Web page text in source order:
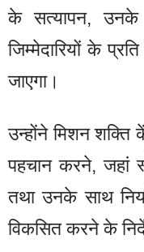
के सत्यापन, उनके
जिम्मेदारियों के
जाएगा।
उन्होंने मिशन शक्ति
पहचान करने, जहां
तथा उनके साथ
विकसित करने के